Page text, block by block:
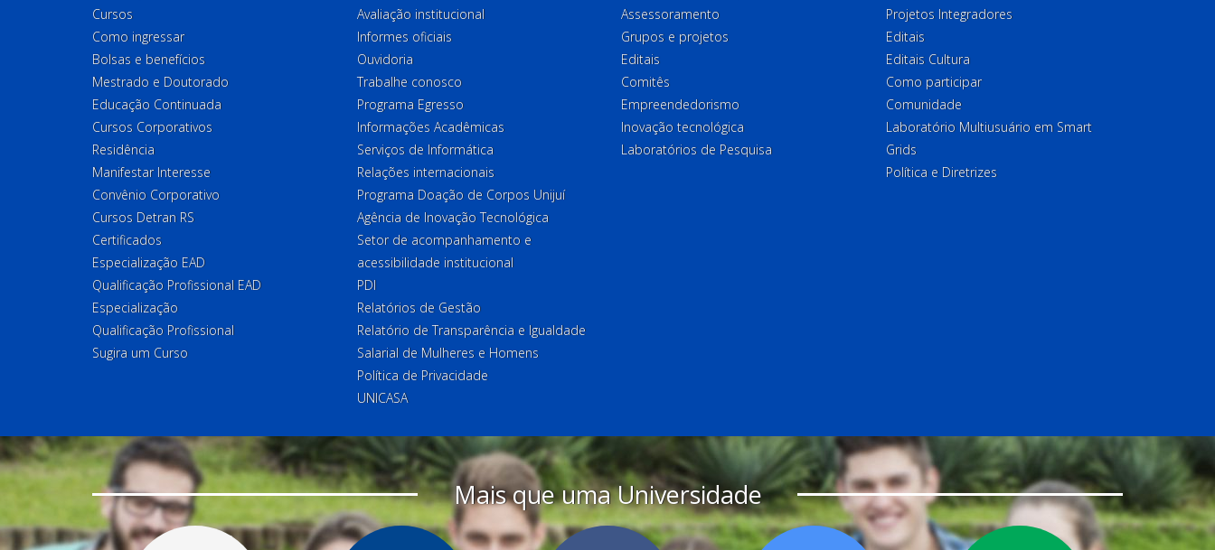
Cursos
Como ingressar
Bolsas e benefícios
Mestrado e Doutorado
Educação Continuada
Cursos Corporativos
Residência
Manifestar Interesse
Convênio Corporativo
Cursos Detran RS
Certificados
Especialização EAD
Qualificação Profissional EAD
Especialização
Qualificação Profissional
Sugira um Curso
Avaliação institucional
Informes oficiais
Ouvidoria
Trabalhe conosco
Programa Egresso
Informações Acadêmicas
Serviços de Informática
Relações internacionais
Programa Doação de Corpos Unijuí
Agência de Inovação Tecnológica
Setor de acompanhamento e
acessibilidade institucional
PDI
Relatórios de Gestão
Relatório de Transparência e Igualdade
Salarial de Mulheres e Homens
Política de Privacidade
UNICASA
Assessoramento
Grupos e projetos
Editais
Comitês
Empreendedorismo
Inovação tecnológica
Laboratórios de Pesquisa
Projetos Integradores
Editais
Editais Cultura
Como participar
Comunidade
Laboratório Multiusuário em Smart
Grids
Política e Diretrizes
Mais que uma Universidade